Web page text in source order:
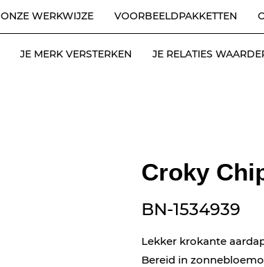
ONZE WERKWIJZE VOORBEELDPAKKETTEN
JE MERK VERSTERKEN JE RELATIES
Croky
BN-1534939
Lekker krokante
Bereid in